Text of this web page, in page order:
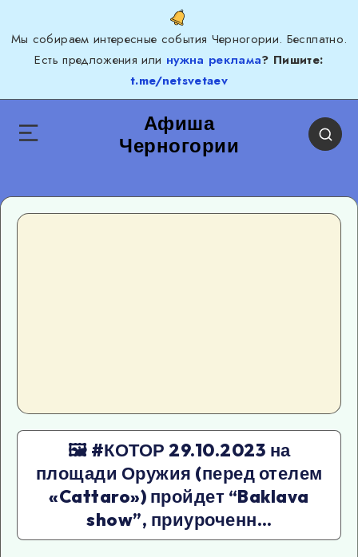
Мы собираем интересные события Черногории. Бесплатно.
Есть предложения или нужна реклама? Пишите:
t.me/netsvetaev
Афиша
Черногории
🖼 #КОТОР 29.10.2023 на
площади Оружия (перед отелем
«Cattaro») пройдет “Baklava
show”, приуроченн…